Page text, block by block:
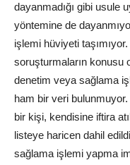
dayanmadığı gibi usule
yöntemine de
işlemi hüviyeti
soruşturmaların konusu
denetim veya sağlama
ham bir veri
bir kişi, kendisine iftira
listeye haricen dahil
sağlama işlemi yapma